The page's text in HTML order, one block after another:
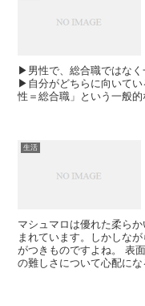
▶男性で、総合職ではなく
▶自分がどちらに向いて
性＝総合職」という一般
生活
マシュマロは優れた柔ら
まれています。しかしな
がつきものですよね。 表
の難しさについて心配にな